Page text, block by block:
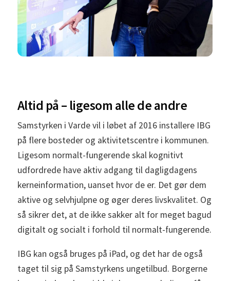
Altid på – ligesom alle de andre
Samstyrken i Varde vil i løbet af 2016 installere IBG
på flere bosteder og aktivitetscentre i kommunen.
Ligesom normalt-fungerende skal kognitivt
udfordrede have aktiv adgang til dagligdagens
kerneinformation, uanset hvor de er. Det gør dem
aktive og selvhjulpne og øger deres livskvalitet. Og
så sikrer det, at de ikke sakker alt for meget bagud
digitalt og socialt i forhold til normalt-fungerende.
IBG kan også bruges på iPad, og det har de også
taget til sig på Samstyrkens ungetilbud. Borgerne